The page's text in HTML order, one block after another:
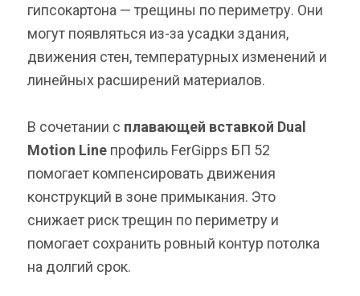
гипсокартона — трещины по периметру. Они
могут появляться из-за усадки здания,
движения стен, температурных изменений и
линейных расширений материалов.
В сочетании с плавающей вставкой Dual
Motion Line профиль FerGipps БП 52
помогает компенсировать движения
конструкций в зоне примыкания. Это
снижает риск трещин по периметру и
помогает сохранить ровный контур потолка
на долгий срок.